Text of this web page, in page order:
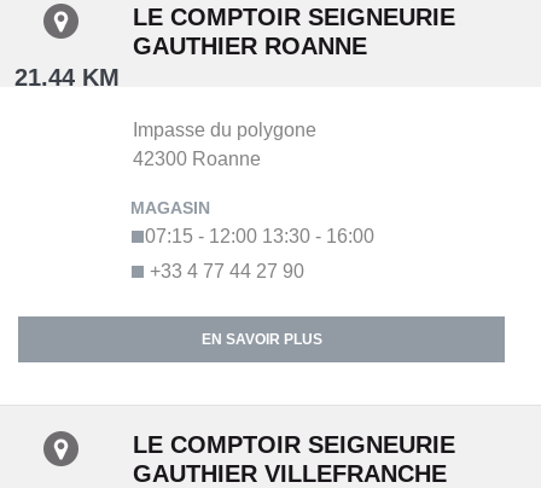
21.44 KM
LE COMPTOIR SEIGNEURIE
GAUTHIER ROANNE
Impasse du polygone
42300 Roanne
+33 4 77 44 27 90
07:15 - 12:00 13:30 - 16:00
EN SAVOIR PLUS
LE COMPTOIR SEIGNEURIE
GAUTHIER VILLEFRANCHE